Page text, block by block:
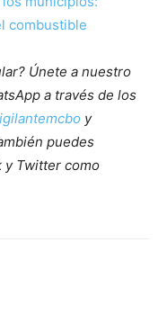
combustible
Únete a nuestro
a través de los
y
puedes
y Twitter como